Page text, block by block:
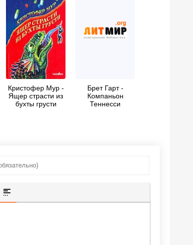
Кристофер Мур -
Ящер страсти из
бухты грусти
Брет Гарт -
Компаньон
Теннесси
ССЫЛКУТЕКСТА
ЦИТАТЫСПОЙЛЕРА